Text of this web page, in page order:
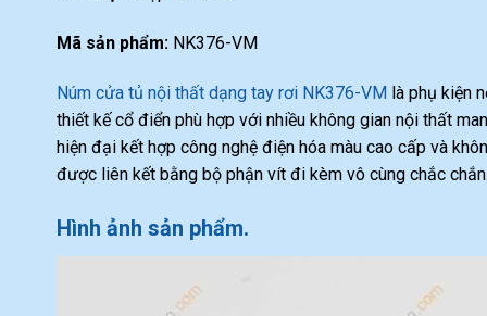
Mã sản phẩm: NK376-VM
Núm cửa tủ nội thất dạng tay rơi NK376-VM là phụ kiện
thiết kế cổ điển phù hợp với nhiều không gian nội thất
hiện đại kết hợp công nghệ điện hóa màu cao cấp và
được liên kết bằng bộ phận vít đi kèm vô cùng chắc chắn.
Hình ảnh sản phẩm.